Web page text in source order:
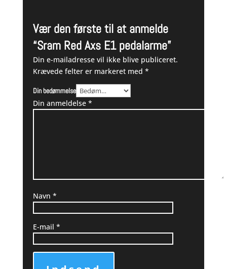
Vær den første til at anmelde
“Sram Red Axs E1 pedalarme”
Din e-mailadresse vil ikke blive publiceret.
Krævede felter er markeret med *
Din bedømmelse
Din anmeldelse *
Navn *
E-mail *